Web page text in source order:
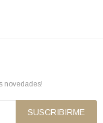
novedades!
SUSCRIBIRME